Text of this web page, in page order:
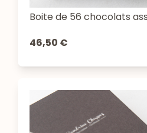
Boite de 56 chocolats
46,50 €